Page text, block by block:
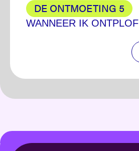
DE ONTMOETING 5
WANNEER IK ONTPLOF